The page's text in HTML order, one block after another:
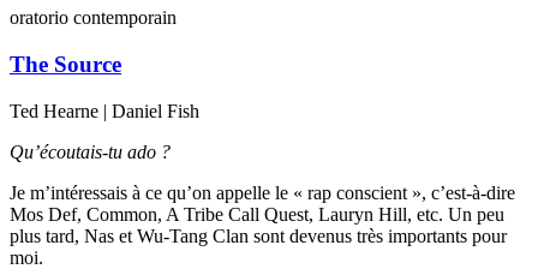
oratorio contemporain
The Source
Ted Hearne | Daniel Fish
Qu’écoutais-tu ado ?
Je m’intéressais à ce qu’on appelle le « rap conscient », c’est-à-dire
Mos Def, Common, A Tribe Call Quest, Lauryn Hill, etc. Un peu
plus tard, Nas et Wu-Tang Clan sont devenus très importants pour
moi.